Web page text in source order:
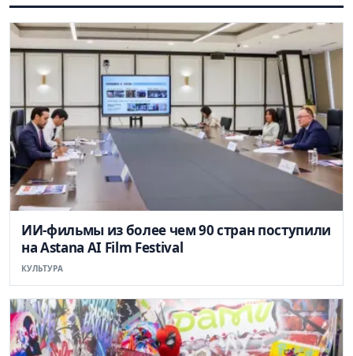
ИИ-фильмы из более чем 90 стран поступили
на Astana AI Film Festival
КУЛЬТУРА